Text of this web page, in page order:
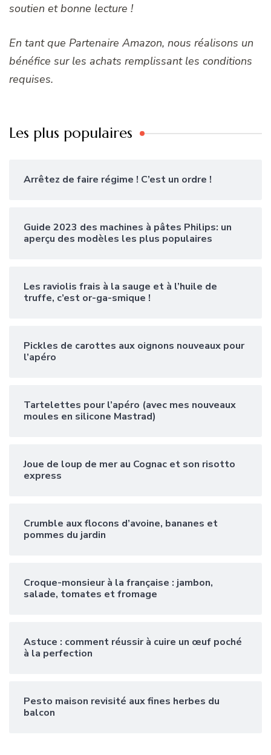
soutien et bonne lecture !
En tant que Partenaire Amazon, nous réalisons un
bénéfice sur les achats remplissant les conditions
requises.
Les plus populaires
Arrêtez de faire régime ! C’est un ordre !
Guide 2023 des machines à pâtes Philips: un
aperçu des modèles les plus populaires
Les raviolis frais à la sauge et à l’huile de
truffe, c’est or-ga-smique !
Pickles de carottes aux oignons nouveaux pour
l’apéro
Tartelettes pour l’apéro (avec mes nouveaux
moules en silicone Mastrad)
Joue de loup de mer au Cognac et son risotto
express
Crumble aux flocons d’avoine, bananes et
pommes du jardin
Croque-monsieur à la française : jambon,
salade, tomates et fromage
Astuce : comment réussir à cuire un œuf poché
à la perfection
Pesto maison revisité aux fines herbes du
balcon